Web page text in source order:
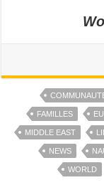
FAMILLES
MIDDLE EAST
NEWS
WORLD